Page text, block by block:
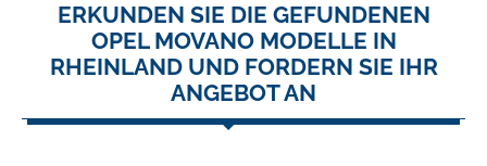
ERKUNDEN SIE DIE GEFUNDENEN
OPEL MOVANO MODELLE IN
RHEINLAND UND FORDERN SIE IHR
ANGEBOT AN